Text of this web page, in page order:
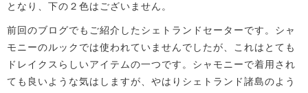
となり、下の２色はございません。
前回のブログでもご紹介したシェトランドセーターです。シャ
モニーのルックでは使われていませんでしたが、これはとても
ドレイクスらしいアイテムの一つです。シャモニーで着用され
ても良いような気はしますが、やはりシェトランド諸島のよう